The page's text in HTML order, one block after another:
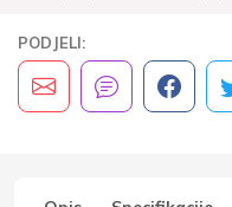
PODJELI: